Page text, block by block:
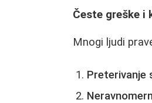
Česte greške i
Mnogi ljudi
Preterivanje